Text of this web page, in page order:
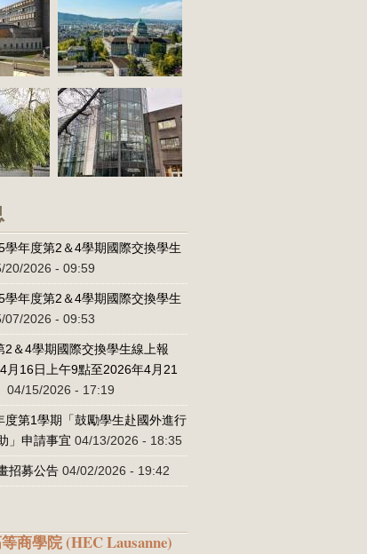
學年度第2＆4學期國際交換學生
20/2026 - 09:59
學年度第2＆4學期國際交換學生
07/2026 - 09:53
2＆4學期國際交換學生線上報
月16日上午9點至2026年4月21
04/15/2026 - 17:19
度第1學期「鼓勵學生赴國外進行
」申請事宜 04/13/2026 - 18:35
招募公告 04/02/2026 - 19:42
商學院 (HEC Lausanne)